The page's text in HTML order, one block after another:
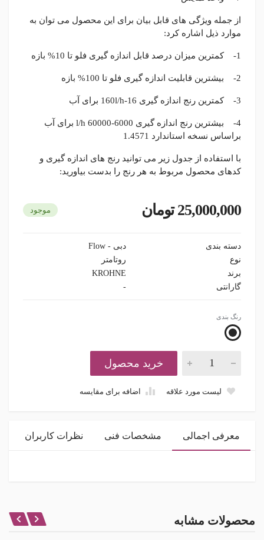
از جمله ویژگی های قابل بیان برای این محصول می توان به
موارد ذیل اشاره کرد:
1- کمترین میزان درصد قابل اندازه گیری فلو تا 10% بازه
2- بیشترین قابلیت اندازه گیری فلو تا 100% بازه
3- کمترین رنج اندازه گیری 16-160l/h برای آب
4- بیشترین رنج اندازه گیری 6000-60000 l/h برای آب
براساس نسخه استاندارد 1.4571
با استفاده از جدول زیر می توانید رنج های اندازه گیری و
کدهای محصول مربوط به هر رنج را بدست بیاورید:
25,000,000 تومان موجود
دسته بندی
دبی - Flow
نوع
روتامتر
برند
KROHNE
گارانتی
-
رنگ بندی
خرید محصول
لیست مورد علاقه اضافه برای مقایسه
معرفی اجمالی مشخصات فنی نظرات کاربران
فلنج
نظر شما در باره این محصول
محصولات مشابه